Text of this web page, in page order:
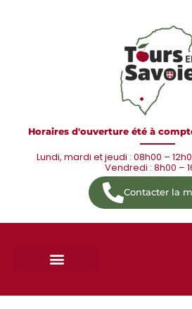
Horaires d'ouverture été à
Lundi, mardi et jeudi : 08h00 –
Vendredi : 8h00 –
Contacter la